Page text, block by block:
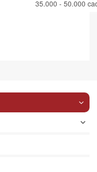
35.000 - 50.000